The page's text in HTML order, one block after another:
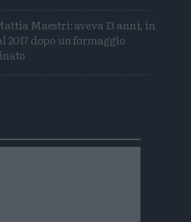
Maestri: aveva 13 anni, in
2017 dopo un formaggio